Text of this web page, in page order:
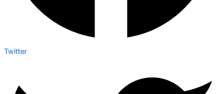
Twitter